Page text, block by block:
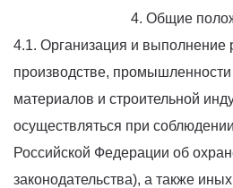
4. Общие
4.1. Организация и выполнение
производстве, промышленности
материалов и строительной
осуществляться при
Российской Федерации об
законодательства), а также